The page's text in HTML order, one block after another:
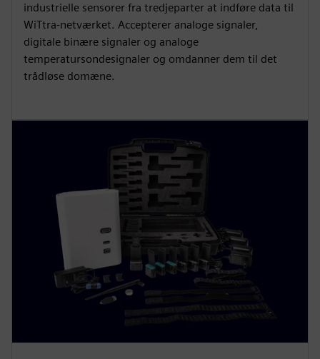
industrielle sensorer fra tredjeparter at indføre data til
WiTtra-netværket. Accepterer analoge signaler,
digitale binære signaler og analoge
temperatursondesignaler og omdanner dem til det
trådløse domæne.